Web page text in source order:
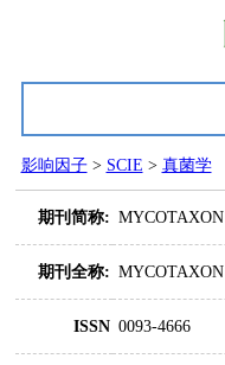
影响因子> SCIE > 真菌学
期刊简称: MYCOTAXON
期刊全称: MYCOTAXON
ISSN 0093-4666